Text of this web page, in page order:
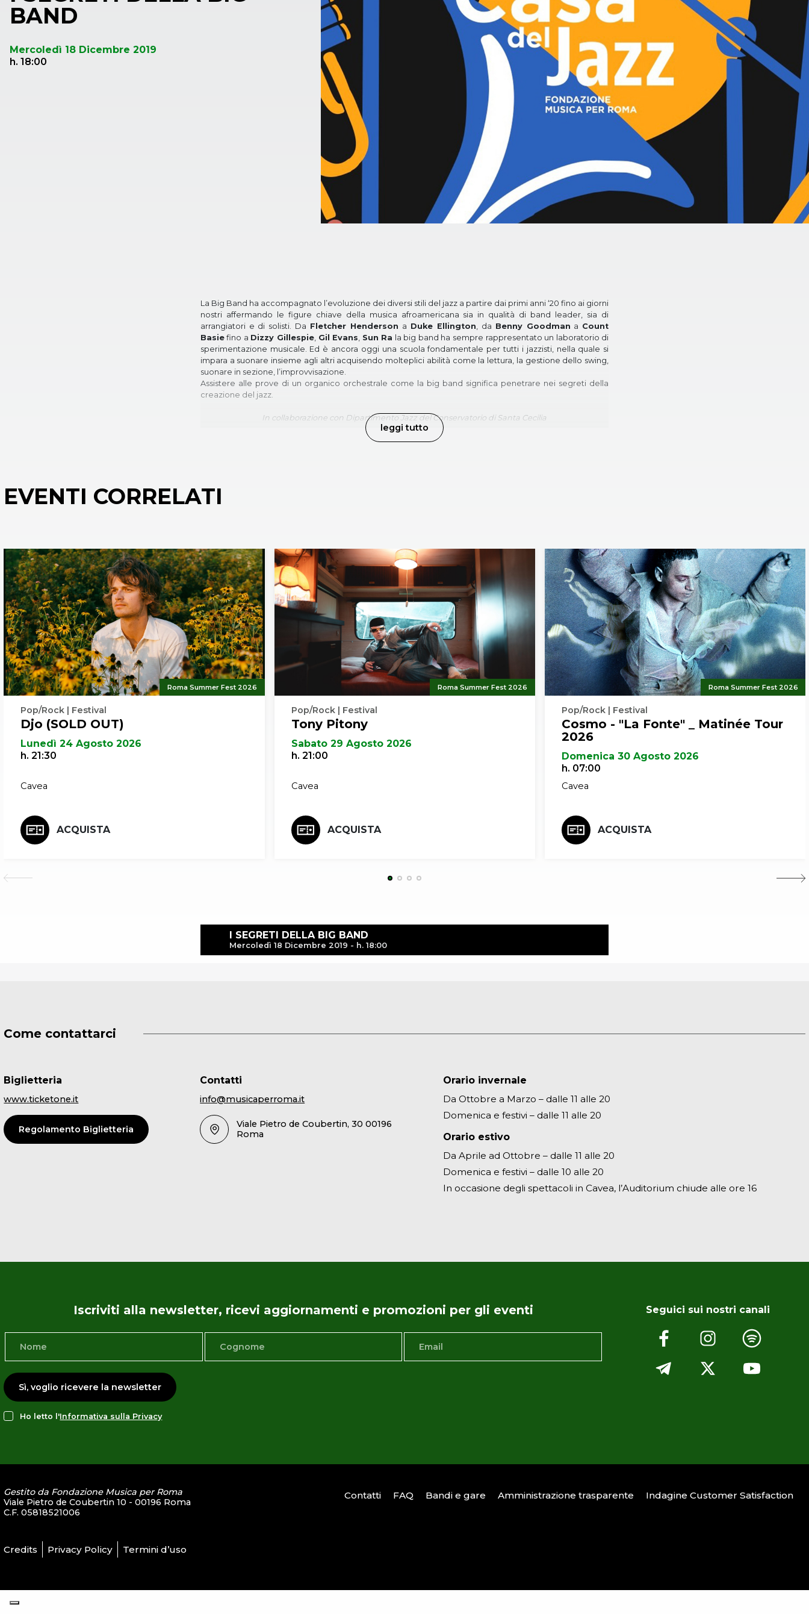
BAND
Mercoledì 18 Dicembre 2019
h. 18:00
I SEGRETI DELLA BIG BAND
Mercoledì 18 Dicembre 2019 - h. 18:00
La Big Band ha accompagnato l’evoluzione dei diversi stili del jazz a partire dai primi anni ‘20 fino ai giorni
nostri affermando le figure chiave della musica afroamericana sia in qualità di band leader, sia di
arrangiatori e di solisti. Da Fletcher Henderson a Duke Ellington, da Benny Goodman a Count
Basiefino a Dizzy Gillespie, Gil Evans, Sun Ra la big band ha sempre rappresentato un laboratorio di
sperimentazione musicale. Ed è ancora oggi una scuola fondamentale per tutti i jazzisti, nella quale si
impara a suonare insieme agli altri acquisendo molteplici abilità come la lettura, la gestione dello swing,
suonare in sezione, l’improvvisazione.
Assistere alle prove di un organico orchestrale come la big band significa penetrare nei segreti della
creazione del jazz.
In collaborazione con Dipartimento Jazz del Conservatorio di Santa Cecilia
leggi tutto
EVENTI CORRELATI
Roma Summer Fest 2026
Pop/Rock | Festival
Djo (SOLD OUT)
Lunedì 24 Agosto 2026
h. 21:30
Cavea
ACQUISTA
Roma Summer Fest 2026
Pop/Rock | Festival
Tony Pitony
Sabato 29 Agosto 2026
h. 21:00
Cavea
ACQUISTA
Roma Summer Fest 2026
Pop/Rock | Festival
Cosmo - "La Fonte" _ Matinée Tour
2026
Domenica 30 Agosto 2026
h. 07:00
Cavea
ACQUISTA
Come contattarci
Biglietteria
www.ticketone.it
Regolamento Biglietteria
Contatti
info@musicaperroma.it
Viale Pietro de Coubertin, 30 00196
Roma
Orario invernale
Da Ottobre a Marzo – dalle 11 alle 20
Domenica e festivi – dalle 11 alle 20
Orario estivo
Da Aprile ad Ottobre – dalle 11 alle 20
Domenica e festivi – dalle 10 alle 20
In occasione degli spettacoli in Cavea, l’Auditorium chiude alle ore 16
Iscriviti alla newsletter, ricevi aggiornamenti e promozioni per gli eventi
Sì, voglio ricevere la newsletter
Ho letto l'Informativa sulla Privacy
Seguici sui nostri canali
Gestito da Fondazione Musica per Roma
Viale Pietro de Coubertin 10 - 00196 Roma
C.F. 05818521006
Contatti FAQ Bandi e gare Amministrazione trasparente Indagine Customer Satisfaction
Credits Privacy Policy Termini d’uso